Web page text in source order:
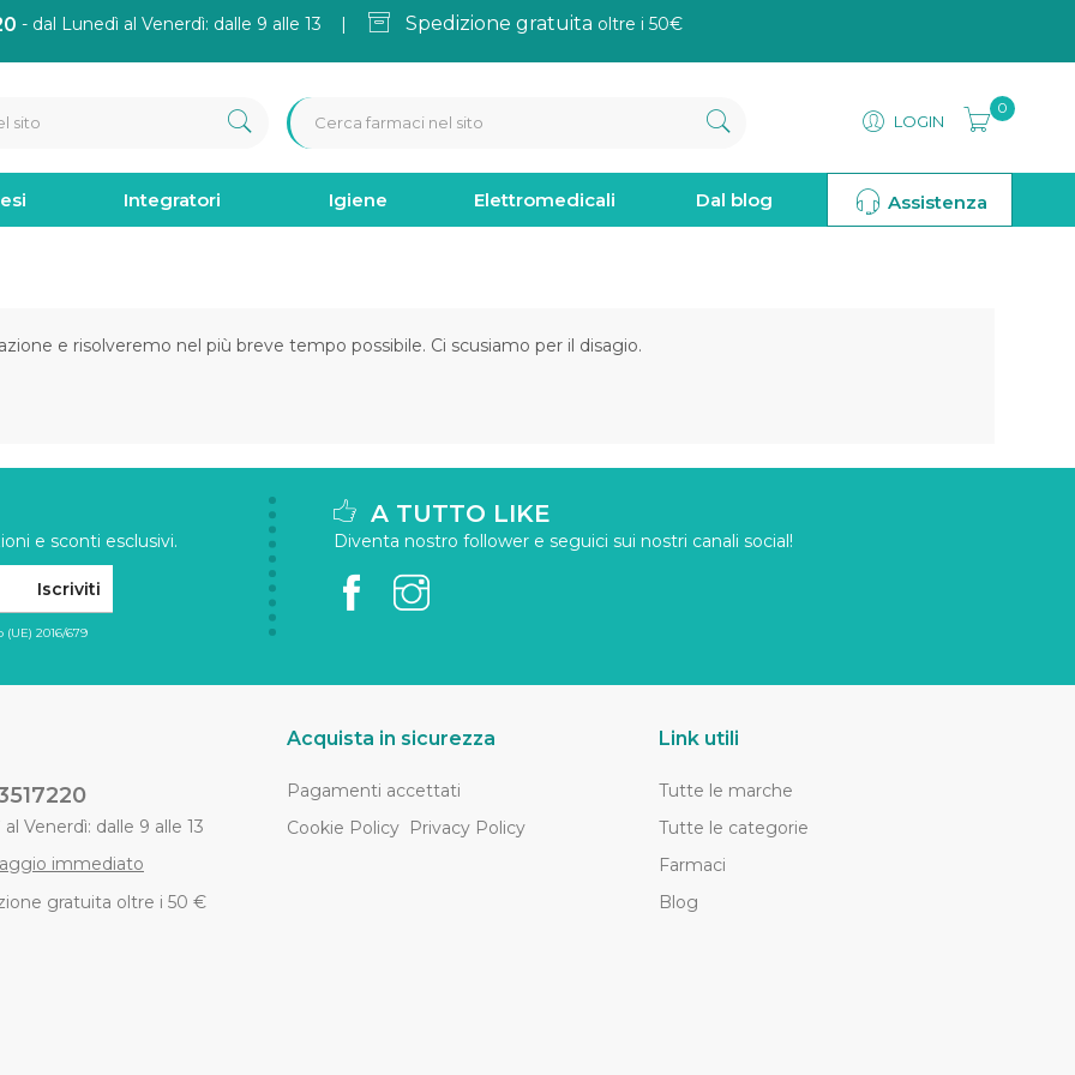
- dal Lunedì al Venerdì: dalle 9 alle 13 | Spedizione gratuita oltre i 50€
LOGIN
0
Integratori Igiene Elettromedicali Dal blog Assistenza
e risolveremo nel più breve tempo possibile. Ci scusiamo per il disagio.
e sconti esclusivi.
Iscriviti
2016/679
A TUTTO LIKE
Diventa nostro follower e seguici sui nostri canali social!
Venerdì: dalle 9 alle 13
immediato
gratuita oltre i 50 €
Acquista in sicurezza
Pagamenti accettati
Cookie Policy Privacy Policy
Link utili
Tutte le marche
Tutte le categorie
Farmaci
Blog